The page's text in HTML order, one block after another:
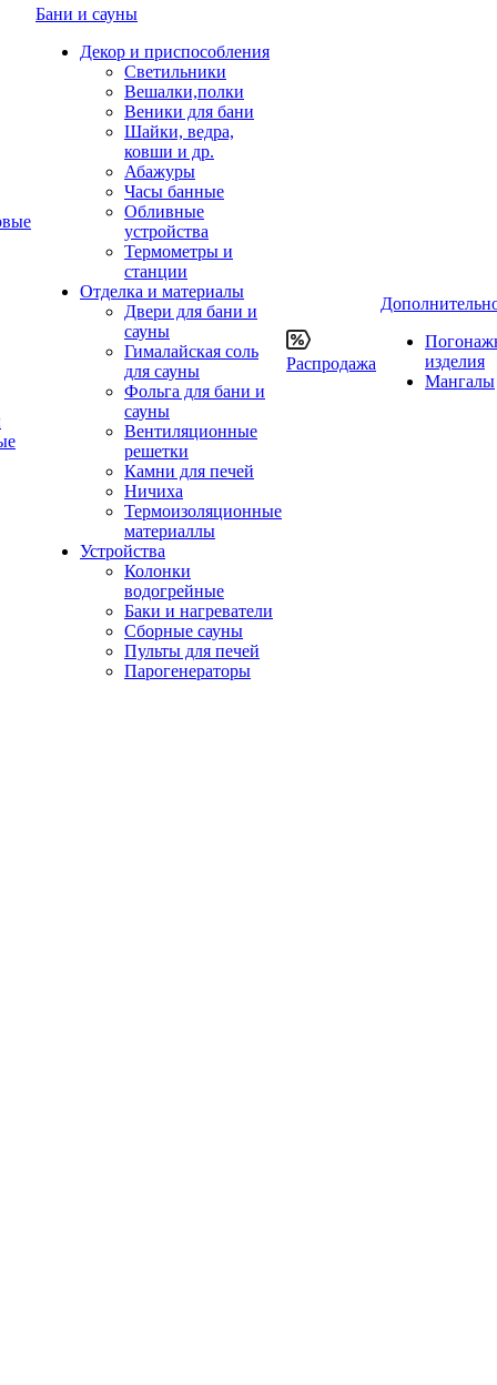
Бани и сауны
Декор и приспособления
Светильники
Вешалки,полки
Веники для бани
Шайки, ведра,
ковши и др.
Абажуры
Часы банные
Обливные
устройства
Термометры и
станции
Отделка и материалы
Двери для бани и
сауны
Гималайская соль
для сауны
Фольга для бани и
сауны
Вентиляционные
решетки
Камни для печей
Ничиха
Термоизоляционные
материаллы
Устройства
Колонки
водогрейные
Баки и нагреватели
Сборные сауны
Пульты для печей
Парогенераторы
Распродажа
изделия
Мангалы